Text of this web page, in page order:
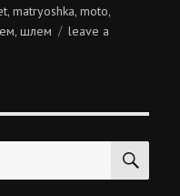
,matryoshka,moto,
,шлем
leave a